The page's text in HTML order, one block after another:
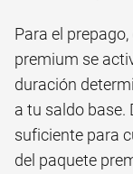
Para el
premium se
duración
a tu saldo base.
suficiente para
del paquete